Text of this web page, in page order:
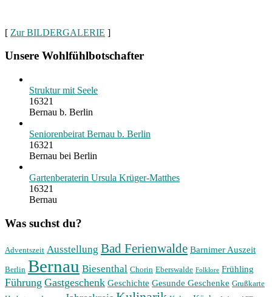
[ Zur BILDERGALERIE ]
Unsere Wohlfühlbotschafter
Struktur mit Seele
16321
Bernau b. Berlin
Seniorenbeirat Bernau b. Berlin
16321
Bernau bei Berlin
Gartenberaterin Ursula Krüger-Matthes
16321
Bernau
Was suchst du?
Adventszeit Ausstellung Bad Ferienwalde Barnimer Auszeit
Berlin Bernau Biesenthal Chorin Eberswalde Folklore Frühling
Führung Gastgeschenk Geschichte Gesunde Geschenke Grußkarte